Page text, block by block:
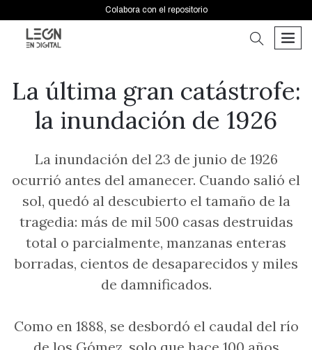
Colabora con el repositorio
buscar
La última gran catástrofe:
la inundación de 1926
La inundación del 23 de junio de 1926
ocurrió antes del amanecer. Cuando salió el
sol, quedó al descubierto el tamaño de la
tragedia: más de mil 500 casas destruidas
total o parcialmente, manzanas enteras
borradas, cientos de desaparecidos y miles
de damnificados.
Como en 1888, se desbordó el caudal del río